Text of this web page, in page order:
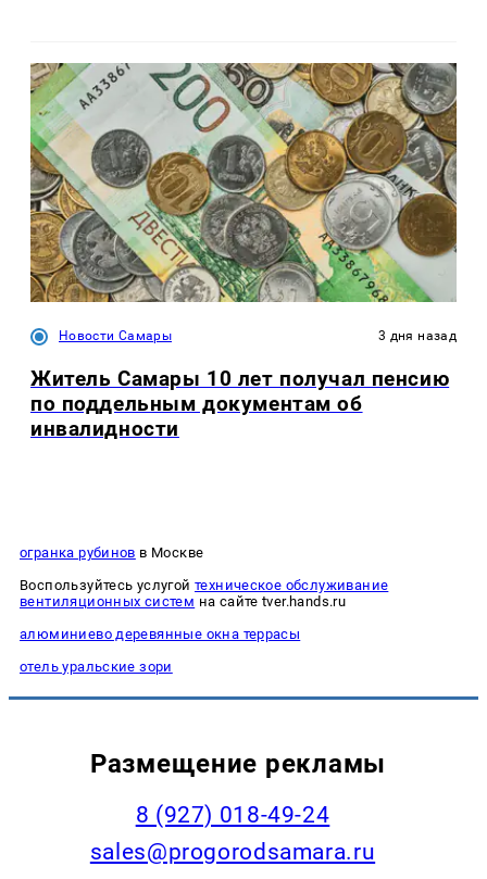
Новости Самары 3 дня назад
Житель Самары 10 лет получал пенсию
по поддельным документам об
инвалидности
огранка рубинов в Москве
Воспользуйтесь услугой техническое обслуживание
вентиляционных систем на сайте tver.hands.ru
алюминиево деревянные окна террасы
отель уральские зори
Размещение рекламы
8 (927) 018-49-24
sales@progorodsamara.ru